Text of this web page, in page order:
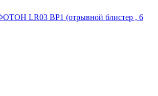
LR03 BP1 (отрывной блистер , 6